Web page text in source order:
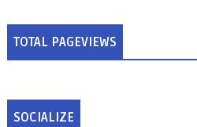
TOTAL PAGEVIEWS
SOCIALIZE